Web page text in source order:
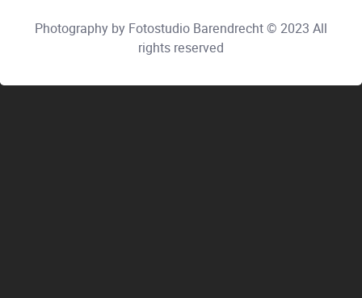
Photography by Fotostudio Barendrecht © 2023 All
rights reserved